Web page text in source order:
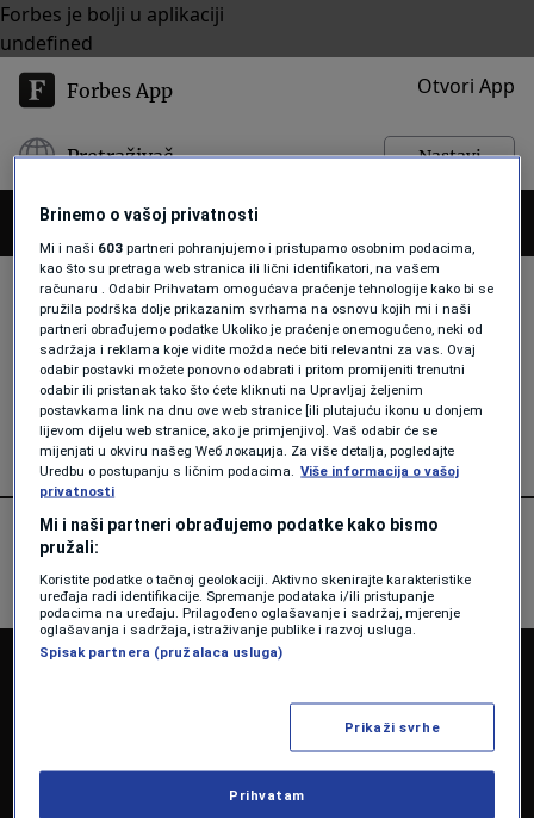
Forbes je bolji u aplikaciji
undefined
Forbes App Otvori App
Pretraživač Nastavi
BIROKRATIJA
BIZNIS
Brinemo o vašoj privatnosti
Mi i naši 603 partneri pohranjujemo i pristupamo osobnim podacima,
kao što su pretraga web stranica ili lični identifikatori, na vašem
računaru . Odabir Prihvatam omogućava praćenje tehnologije kako bi se
pružila podrška dolje prikazanim svrhama na osnovu kojih mi i naši
partneri obrađujemo podatke Ukoliko je praćenje onemogućeno, neki od
sadržaja i reklama koje vidite možda neće biti relevantni za vas. Ovaj
odabir postavki možete ponovno odabrati i pritom promijeniti trenutni
odabir ili pristanak tako što ćete kliknuti na Upravljaj željenim
postavkama link na dnu ove web stranice [ili plutajuću ikonu u donjem
lijevom dijelu web stranice, ako je primjenjivo]. Vaš odabir će se
mijenjati u okviru našeg Wеб локација. Za više detalja, pogledajte
Uredbu o postupanju s ličnim podacima.
Više informacija o vašoj
privatnosti
Mi i naši partneri obrađujemo podatke kako bismo
pružali:
Koristite podatke o tačnoj geolokaciji. Aktivno skenirajte karakteristike
uređaja radi identifikacije. Spremanje podataka i/ili pristupanje
podacima na uređaju. Prilagođeno oglašavanje i sadržaj, mjerenje
oglašavanja i sadržaja, istraživanje publike i razvoj usluga.
Spisak partnera (pružalaca usluga)
Prikaži svrhe
Prihvatam